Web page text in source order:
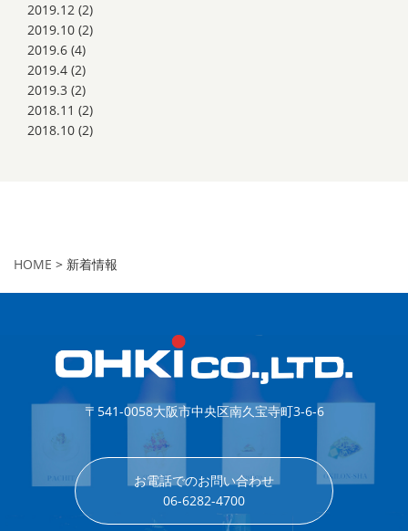
2019.12 (2)
2019.10 (2)
2019.6 (4)
2019.4 (2)
2019.3 (2)
2018.11 (2)
2018.10 (2)
HOME > 新着情報
〒541-0058大阪市中央区南久宝寺町3-6-6
お電話でのお問い合わせ
06-6282-4700